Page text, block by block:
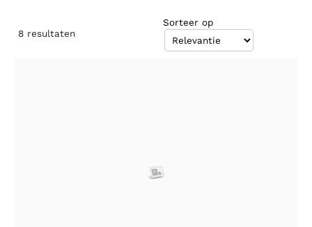
8 resultaten
Sorteer op